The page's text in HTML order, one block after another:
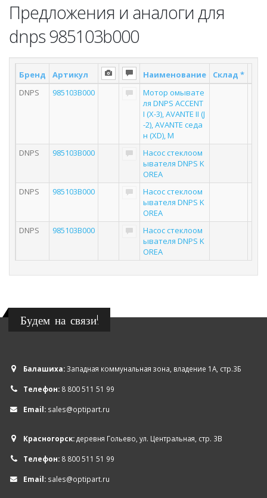
Предложения и аналоги для
dnps 985103b000
Бренд Артикул Наименование Склад *
DNPS
985103B000
Мотор омывате
ля DNPS ACCENT
I (X-3), AVANTE II (J
-2), AVANTE седа
н (XD), M
DNPS
985103B000
Насос стеклоом
ывателя DNPS K
OREA
DNPS
985103B000
Насос стеклоом
ывателя DNPS K
OREA
DNPS
985103B000
Насос стеклоом
ывателя DNPS K
OREA
Будем на связи!
Балашиха:Западная коммунальная зона, владение 1А, стр.3Б
Телефон: 8 800 511 51 99
Email: sales@optipart.ru
Красногорск:деревня Гольево, ул. Центральная, стр. 3В
Телефон: 8 800 511 51 99
Email: sales@optipart.ru